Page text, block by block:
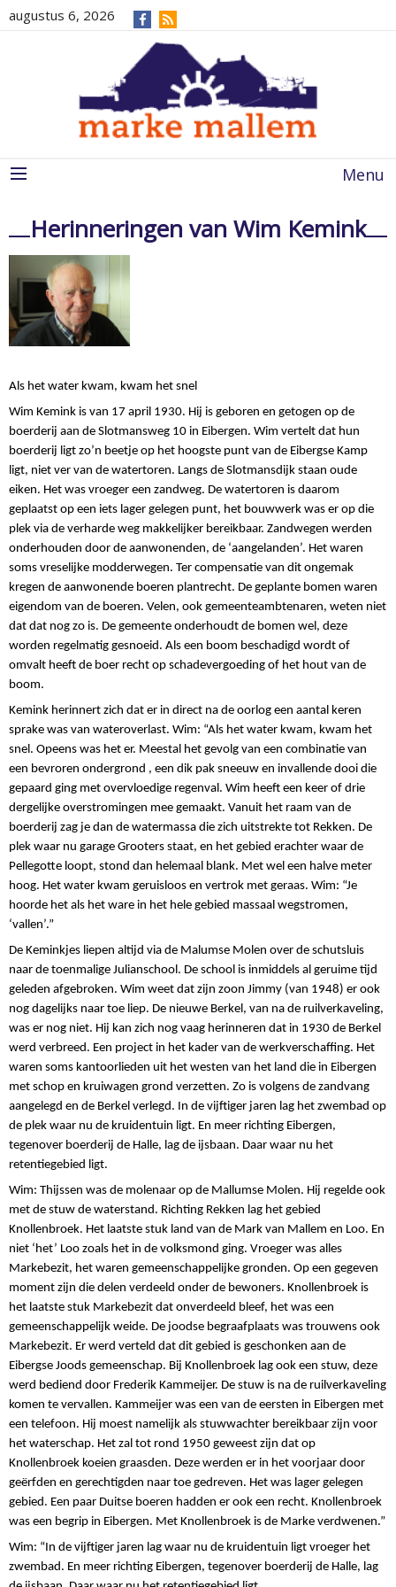
augustus 6, 2026
Menu
Herinneringen van Wim Kemink
Als het water kwam, kwam het snel
Wim Kemink is van 17 april 1930. Hij is geboren en getogen op de
boerderij aan de Slotmansweg 10 in Eibergen. Wim vertelt dat hun
boerderij ligt zo’n beetje op het hoogste punt van de Eibergse Kamp
ligt, niet ver van de watertoren. Langs de Slotmansdijk staan oude
eiken. Het was vroeger een zandweg. De watertoren is daarom
geplaatst op een iets lager gelegen punt, het bouwwerk was er op die
plek via de verharde weg makkelijker bereikbaar. Zandwegen werden
onderhouden door de aanwonenden, de ‘aangelanden’. Het waren
soms vreselijke modderwegen. Ter compensatie van dit ongemak
kregen de aanwonende boeren plantrecht. De geplante bomen waren
eigendom van de boeren. Velen, ook gemeenteambtenaren, weten niet
dat dat nog zo is. De gemeente onderhoudt de bomen wel, deze
worden regelmatig gesnoeid. Als een boom beschadigd wordt of
omvalt heeft de boer recht op schadevergoeding of het hout van de
boom.
Kemink herinnert zich dat er in direct na de oorlog een aantal keren
sprake was van wateroverlast. Wim: “Als het water kwam, kwam het
snel. Opeens was het er. Meestal het gevolg van een combinatie van
een bevroren ondergrond , een dik pak sneeuw en invallende dooi die
gepaard ging met overvloedige regenval. Wim heeft een keer of drie
dergelijke overstromingen mee gemaakt. Vanuit het raam van de
boerderij zag je dan de watermassa die zich uitstrekte tot Rekken. De
plek waar nu garage Grooters staat, en het gebied erachter waar de
Pellegotte loopt, stond dan helemaal blank. Met wel een halve meter
hoog. Het water kwam geruisloos en vertrok met geraas. Wim: “Je
hoorde het als het ware in het hele gebied massaal wegstromen,
‘vallen’.”
De Keminkjes liepen altijd via de Malumse Molen over de schutsluis
naar de toenmalige Julianschool. De school is inmiddels al geruime tijd
geleden afgebroken. Wim weet dat zijn zoon Jimmy (van 1948) er ook
nog dagelijks naar toe liep. De nieuwe Berkel, van na de ruilverkaveling,
was er nog niet. Hij kan zich nog vaag herinneren dat in 1930 de Berkel
werd verbreed. Een project in het kader van de werkverschaffing. Het
waren soms kantoorlieden uit het westen van het land die in Eibergen
met schop en kruiwagen grond verzetten. Zo is volgens de zandvang
aangelegd en de Berkel verlegd. In de vijftiger jaren lag het zwembad op
de plek waar nu de kruidentuin ligt. En meer richting Eibergen,
tegenover boerderij de Halle, lag de ijsbaan. Daar waar nu het
retentiegebied ligt.
Wim: Thijssen was de molenaar op de Mallumse Molen. Hij regelde ook
met de stuw de waterstand. Richting Rekken lag het gebied
Knollenbroek. Het laatste stuk land van de Mark van Mallem en Loo. En
niet ‘het’ Loo zoals het in de volksmond ging. Vroeger was alles
Markebezit, het waren gemeenschappelijke gronden. Op een gegeven
moment zijn die delen verdeeld onder de bewoners. Knollenbroek is
het laatste stuk Markebezit dat onverdeeld bleef, het was een
gemeenschappelijk weide. De joodse begraafplaats was trouwens ook
Markebezit. Er werd verteld dat dit gebied is geschonken aan de
Eibergse Joods gemeenschap. Bij Knollenbroek lag ook een stuw, deze
werd bediend door Frederik Kammeijer. De stuw is na de ruilverkaveling
komen te vervallen. Kammeijer was een van de eersten in Eibergen met
een telefoon. Hij moest namelijk als stuwwachter bereikbaar zijn voor
het waterschap. Het zal tot rond 1950 geweest zijn dat op
Knollenbroek koeien graasden. Deze werden er in het voorjaar door
geërfden en gerechtigden naar toe gedreven. Het was lager gelegen
gebied. Een paar Duitse boeren hadden er ook een recht. Knollenbroek
was een begrip in Eibergen. Met Knollenbroek is de Marke verdwenen.”
Wim: “In de vijftiger jaren lag waar nu de kruidentuin ligt vroeger het
zwembad. En meer richting Eibergen, tegenover boerderij de Halle, lag